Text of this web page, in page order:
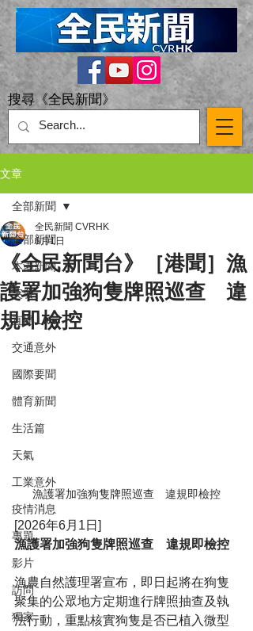
搜尋《全民新聞》
文章
全部新聞
本港新聞
突發
直播 Live
交通意外
國際要聞
體育新聞
生活篇
天氣
工業意外
疫情消息
專題
影片
訪問
獨家
全部新聞
《全民新聞台》［港聞］漁
護署加強狗隻牌照巡查 違
規即檢控
全民新聞 CVRHK
6月1日
漁護署加強狗隻牌照巡查　違規即檢控
[2026年6月1日]
漁護署加強狗隻牌照巡查　違規即檢控
漁農自然護理署宣布，即日起將在狗隻
聚集的公眾地方定期進行牌照抽查及執
法行動，重點核實狗隻是否已植入微型